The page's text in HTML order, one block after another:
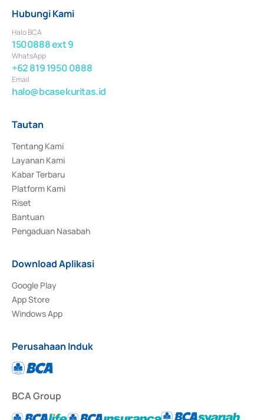
Hubungi Kami
Halo BCA
1500888 ext 9
WhatsApp
+62 819 1950 0888
Email
halo@bcasekuritas.id
Tautan
Tentang Kami
Layanan Kami
Kabar Terbaru
Platform Kami
Riset
Bantuan
Pengaduan Nasabah
Download Aplikasi
Google Play
App Store
Windows App
Perusahaan Induk
BCA Group